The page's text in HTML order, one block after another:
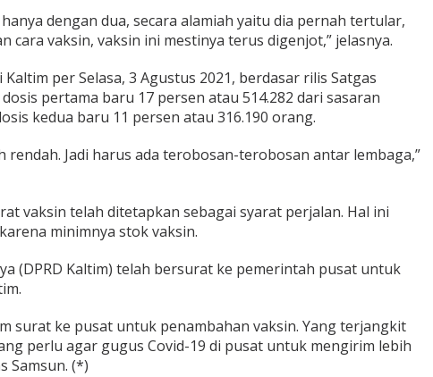
dengan dua, secara alamiah yaitu dia pernah tertular,
cara vaksin, vaksin ini mestinya terus digenjot,” jelasnya.
Kaltim per Selasa, 3 Agustus 2021, berdasar rilis Satgas
pertama baru 17 persen atau 514.282 dari sasaran
kedua baru 11 persen atau 316.190 orang.
rendah. Jadi harus ada terobosan-terobosan antar lembaga,”
vaksin telah ditetapkan sebagai syarat perjalan. Hal ini
minimnya stok vaksin.
(DPRD Kaltim) telah bersurat ke pemerintah pusat untuk
surat ke pusat untuk penambahan vaksin. Yang terjangkit
perlu agar gugus Covid-19 di pusat untuk mengirim lebih
Samsun. (*)